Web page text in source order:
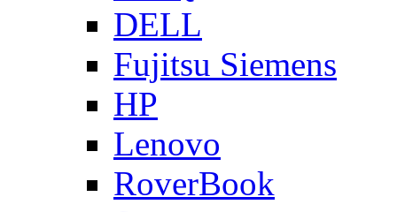
DELL
Fujitsu Siemens
HP
Lenovo
RoverBook